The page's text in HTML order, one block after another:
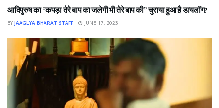
आदिपुरुष का “कपड़ा तेरे बाप का जलेगी भी तेरे बाप की” चुराया हुआ है डायलॉग?
BY JAAGLYA BHARAT STAFF JUNE 17, 2023